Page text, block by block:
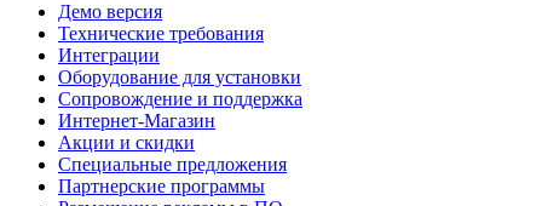
Демо версия
Технические требования
Интеграции
Оборудование для установки
Сопровождение и поддержка
Интернет-Магазин
Акции и скидки
Специальные предложения
Партнерские программы